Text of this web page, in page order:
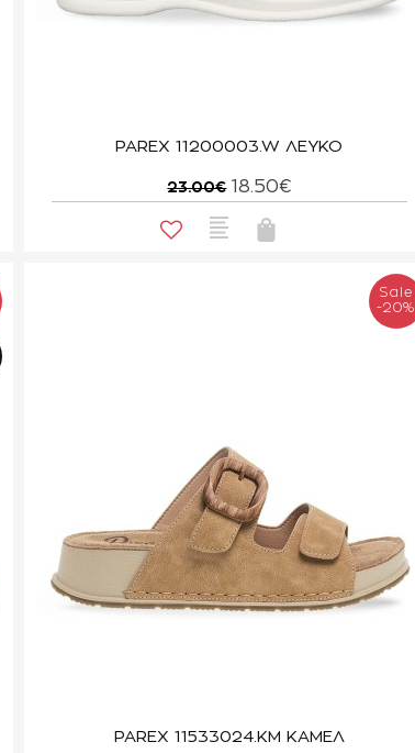
PAREX 11200003.W ΛΕΥΚΟ
23.00€ 18.50€
Sale
-20%
PAREX 11533024.KM ΚΑΜΕΛ